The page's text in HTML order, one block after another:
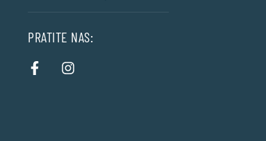
PRATITE NAS: